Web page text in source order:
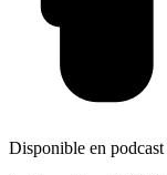
Disponible en podcast